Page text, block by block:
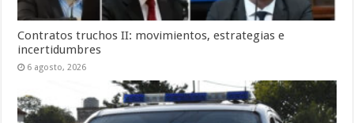
Contratos truchos II: movimientos, estrategias e
incertidumbres
6 agosto, 2026